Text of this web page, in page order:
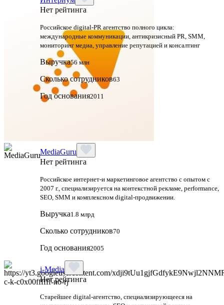
Нет рейтинга
Российское digital-PR агентство полного цикла:
международные коммуникации, антикризисный PR, SMM,
мониторинг медиа, управление репутацией и консалтинг
Выручка56 млн
Сколько сотрудников63
Год основания2011
MediaGuru
Нет рейтинга
Российское интернет-и маркетинговое агентство с опытом с
2007 г., специализируется на контекстной рекламе, performance,
SEO, SMM и комплексном digital-продвижении.
Выручка1.8 млрд
Сколько сотрудников70
Год основания2005
i-Media
Нет рейтинга
Старейшее digital-агентство, специализирующееся на